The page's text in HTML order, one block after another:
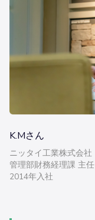
K.Mさん
ニッタイ工業株式会社
管理部財務経理課 主任
2014年入社